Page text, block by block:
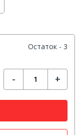
Остаток - 3
- +